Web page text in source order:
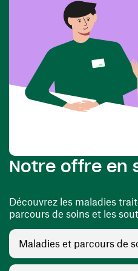
Notre offre en
Découvrez les maladies
parcours de soins et les
Maladies et parcours de